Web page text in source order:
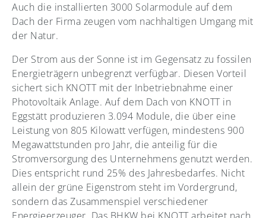
Auch die installierten 3000 Solarmodule auf dem
Dach der Firma zeugen vom nachhaltigen Umgang mit
der Natur.
Der Strom aus der Sonne ist im Gegensatz zu fossilen
Energieträgern unbegrenzt verfügbar. Diesen Vorteil
sichert sich KNOTT mit der Inbetriebnahme einer
Photovoltaik Anlage. Auf dem Dach von KNOTT in
Eggstätt produzieren 3.094 Module, die über eine
Leistung von 805 Kilowatt verfügen, mindestens 900
Megawattstunden pro Jahr, die anteilig für die
Stromversorgung des Unternehmens genutzt werden.
Dies entspricht rund 25% des Jahresbedarfes. Nicht
allein der grüne Eigenstrom steht im Vordergrund,
sondern das Zusammenspiel verschiedener